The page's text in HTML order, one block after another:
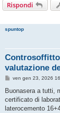
Rispondi
spuntop
valutazione
M
s
a
g
ven gen 23, 2026
Buonasera a tutti,
certificato di
laterocemento